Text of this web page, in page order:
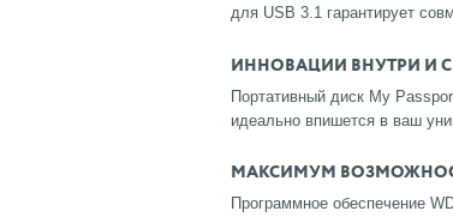
для USB 3.1 гарантирует
ИННОВАЦИИ ВНУТРИ И
Портативный диск My
идеально впишется в ваш
МАКСИМУМ
Программное обеспечение